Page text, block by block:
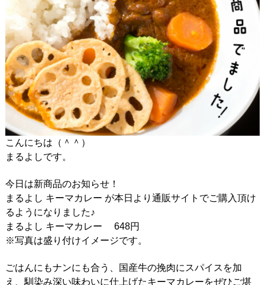
こんにちは（＾＾）
まるよしです。
今日は新商品のお知らせ！
まるよし キーマカレー が本日より通販サイトでご購入頂け
るようになりました♪
まるよし キーマカレー 648円
※写真は盛り付けイメージです。
ごはんにもナンにも合う、国産牛の挽肉にスパイスを加
え、馴染み深い味わいに仕上げたキーマカレーをぜひご堪